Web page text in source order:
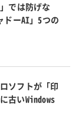
では防げな
ーAI」5つの
ソフトが「印
古いWindows